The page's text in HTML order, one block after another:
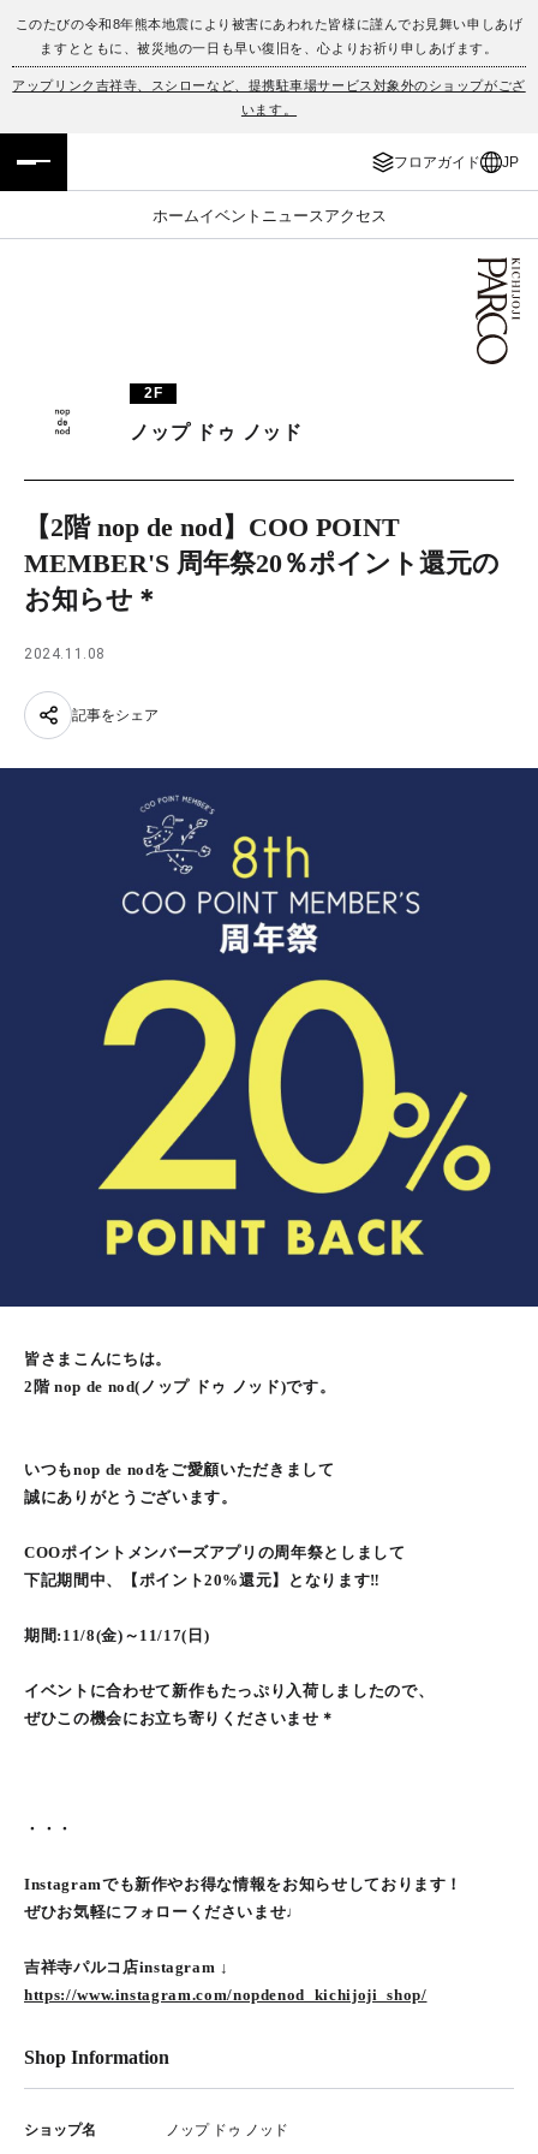
このたびの令和8年熊本地震により被害にあわれた皆様に謹んでお見舞い申しあげ
ますとともに、被災地の一日も早い復旧を、心よりお祈り申しあげます。
アップリンク吉祥寺、スシローなど、提携駐車場サービス対象外のショップがござ
います。
フロアガイド JP
ホームイベント ニュース アクセス
フロアガイド
イベント・ポップアップ
ニュース
PARCOメンバーズ
ENGLISH
簡体字
한국어
2F
ノップ ドゥ ノッド
【2階 nop de nod】COO POINT
MEMBER'S 周年祭20％ポイント還元の
お知らせ＊
2024.11.08
記事をシェア
皆さまこんにちは。
2階 nop de nod(ノップ ドゥ ノッド)です。
いつもnop de nodをご愛顧いただきまして
誠にありがとうございます。
COOポイントメンバーズアプリの周年祭としまして
下記期間中、【ポイント20%還元】となります‼️
期間:11/8(金)～11/17(日)
イベントに合わせて新作もたっぷり入荷しましたので、
ぜひこの機会にお立ち寄りくださいませ＊
・・・
Instagramでも新作やお得な情報をお知らせしております！
ぜひお気軽にフォローくださいませ♩
吉祥寺パルコ店instagram ↓
https://www.instagram.com/nopdenod_kichijoji_shop/
Shop Information
ショップ名 ノップ ドゥ ノッド